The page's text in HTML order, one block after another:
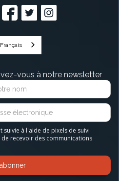
Français
vous à notre newsletter
suivie à l'aide de pixels de suivi
recevoir des communications